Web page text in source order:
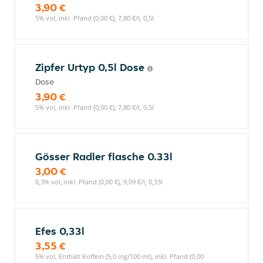
3,90 €
5% vol, inkl. Pfand (0,00 €), 7,80 €/l, 0,5l
Zipfer Urtyp 0,5l Dose
Dose
3,90 €
5% vol, inkl. Pfand (0,00 €), 7,80 €/l, 0,5l
Gösser Radler flasche 0.33l
3,00 €
0,3% vol, inkl. Pfand (0,00 €), 9,09 €/l, 0,33l
Efes 0,33l
3,55 €
5% vol, Enthält Koffein (5,0 mg/100 ml), inkl. Pfand (0,00